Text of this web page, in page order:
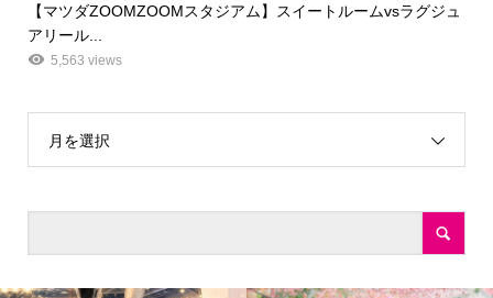
【マツダZOOMZOOMスタジアム】スイートルームvsラグジュ
アリール...
5,563 views
月を選択